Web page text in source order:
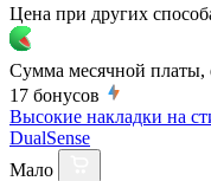
Цена при других
Сумма месячной платы,
17 бонусов
Высокие накладки на
DualSense
Мало